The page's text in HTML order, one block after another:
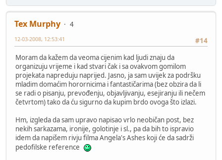
Tex Murphy
4
#14
12-03-2008, 12:53:41
Moram da kažem da veoma cijenim kad ljudi znaju da
organizuju vrijeme i kad stvari čak i sa ovakvom gomilom
projekata napreduju naprijed. Jasno, ja sam uvijek za podršku
mladim domaćim horornicima i fantastičarima (bez obzira da li
se radi o pisanju, prevođenju, objavljivanju, esejiranju ili nečem
četvrtom) tako da ću sigurno da kupim brdo ovoga što izlazi.
Hm, izgleda da sam upravo napisao vrlo neobičan post, bez
nekih sarkazama, ironije, golotinje i sl., pa da bih to ispravio
idem da napišem rivju filma Angela's Ashes koji će da sadrži
pedofilske reference